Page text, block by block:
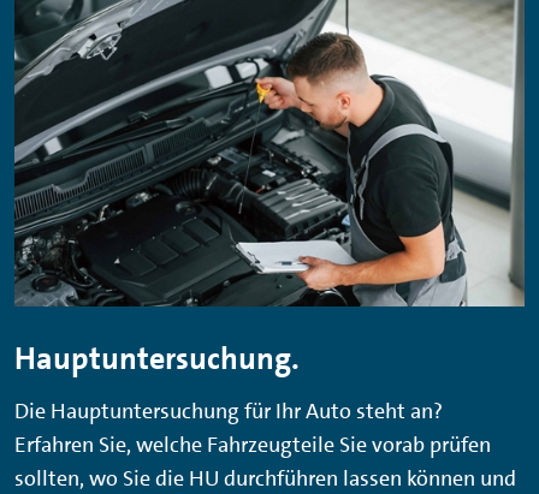
Hauptuntersuchung.
Die Hauptuntersuchung für Ihr Auto steht an?
Erfahren Sie, welche Fahrzeugteile Sie vorab prüfen
sollten, wo Sie die HU durchführen lassen können und